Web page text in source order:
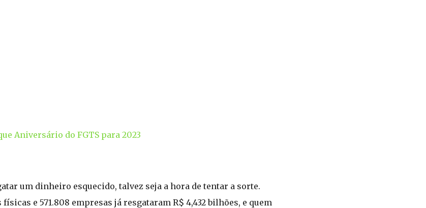
Aniversário do FGTS para 2023
um dinheiro esquecido, talvez seja a hora de tentar a sorte.
e 571.808 empresas já resgataram R$ 4,432 bilhões, e quem